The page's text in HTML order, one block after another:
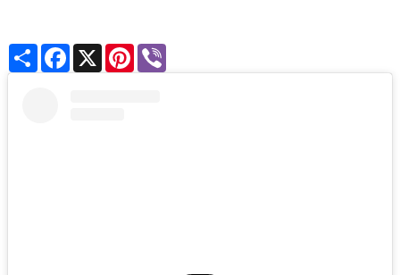
Share Facebook
X Pinterest